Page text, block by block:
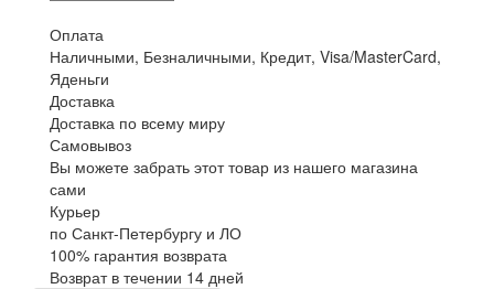
Оплата
Наличными, Безналичными, Кредит, Visa/MasterCard,
Яденьги
Доставка
Доставка по всему миру
Самовывоз
Вы можете забрать этот товар из нашего магазина
сами
Курьер
по Санкт-Петербургу и ЛО
100% гарантия возврата
Возврат в течении 14 дней